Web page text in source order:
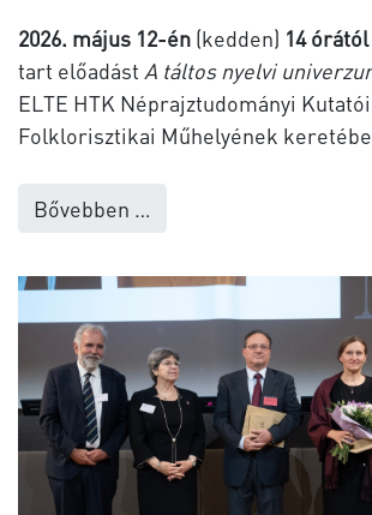
2026. május 12-én (kedden) 14 órától
tart előadást A táltos nyelvi
ELTE HTK Néprajztudományi
Folklorisztikai Műhelyének
Bővebben …